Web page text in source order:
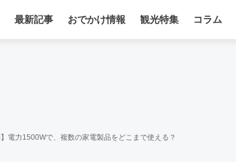
最新記事 おでかけ情報 観光特集 コラム
】電力1500Wで、複数の家電製品をどこまで使える？